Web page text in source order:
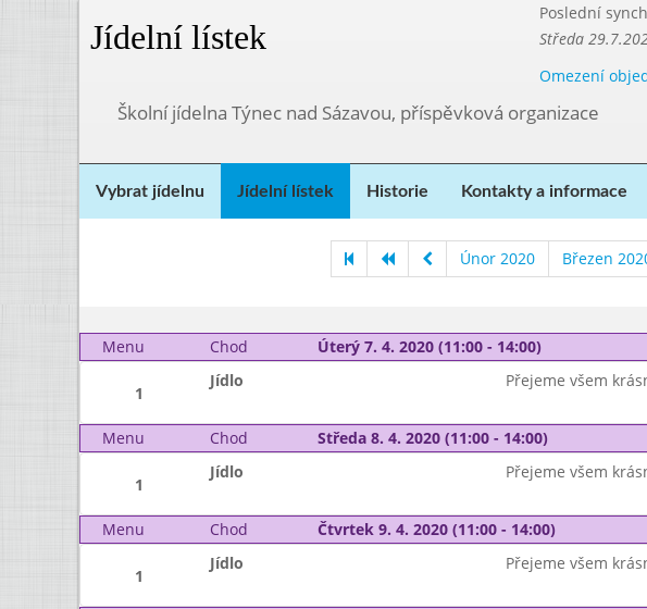
Jídelní lístek
Poslední
Středa
Omezení
Školní jídelna Týnec nad Sázavou, příspěvková organizace
Vybrat jídelnu Jídelní lístek Historie Kontakty a informace
Únor 2020 Březen
Menu
Chod Úterý 7. 4. 2020 (11:00 - 14:00)
1
Jídlo Přejeme všem
Menu Chod Středa 8. 4. 2020 (11:00 - 14:00)
1
Jídlo Přejeme všem
Menu Chod Čtvrtek 9. 4. 2020 (11:00 - 14:00)
1
Jídlo Přejeme všem